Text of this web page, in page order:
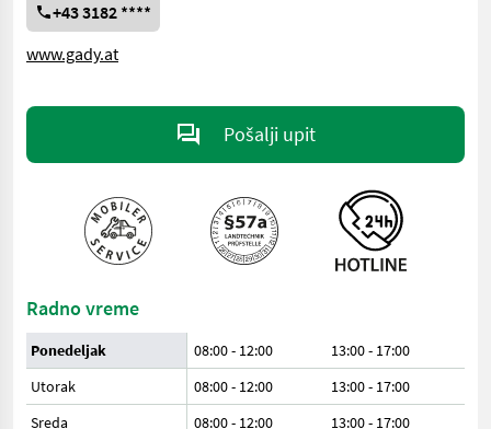
+43 3182 ****
www.gady.at
Pošalji upit
Radno vreme
Ponedeljak 08:00 - 12:00
13:00 - 17:00
Utorak
08:00 - 12:00
13:00 - 17:00
Sreda
08:00 - 12:00
13:00 - 17:00